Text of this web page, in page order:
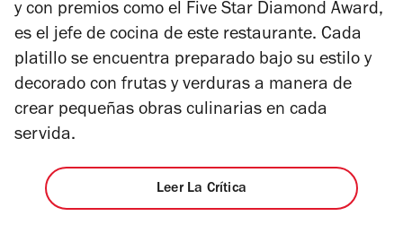
y con premios como el Five Star Diamond Award,
es el jefe de cocina de este restaurante. Cada
platillo se encuentra preparado bajo su estilo y
decorado con frutas y verduras a manera de
crear pequeñas obras culinarias en cada
servida.
Leer La Crítica